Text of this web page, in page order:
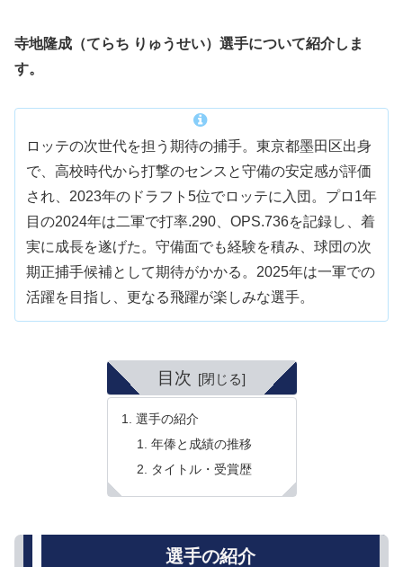
寺地隆成（てらち りゅうせい）選手について紹介しま
す。
ロッテの次世代を担う期待の捕手。東京都墨田区出身
で、高校時代から打撃のセンスと守備の安定感が評価
され、2023年のドラフト5位でロッテに入団。プロ1年
目の2024年は二軍で打率.290、OPS.736を記録し、着
実に成長を遂げた。守備面でも経験を積み、球団の次
期正捕手候補として期待がかかる。2025年は一軍での
活躍を目指し、更なる飛躍が楽しみな選手。
目次
選手の紹介
年俸と成績の推移
タイトル・受賞歴
選手の紹介